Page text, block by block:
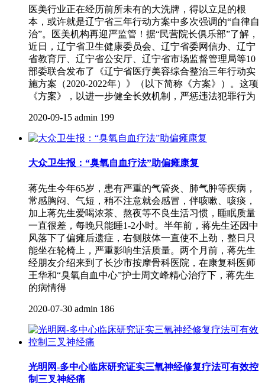
医美行业正在经历前所未有的大洗牌，得以立足的根
本，或许就是辽宁省三年行动方案中多次强调的“自律自
治”。医美机构再迎严监管！据“民营院长俱乐部”了解，
近日，辽宁省卫生健康委员会、辽宁省委网信办、辽宁
省教育厅、辽宁省公安厅、辽宁省市场监督管理局等10
部委联合发布了《辽宁省医疗美容综合整治三年行动实
施方案（2020-2022年）》（以下简称《方案》）。这项
《方案》，以进一步健全长效机制，严惩违法犯罪行为
2020-09-15 admin 199
大众卫生报：“臭氧自血疗法”助偏瘫康复
蒋先生今年65岁，患有严重的气管炎、肺气肿等疾病，
常感胸闷、气短，稍不注意就会感冒，伴咳嗽、咳痰，
加上蒋先生爱喝浓茶、熬夜等不良生活习惯，睡眠质量
一直很差，每晚只能睡1-2小时。半年前，蒋先生还因中
风落下了偏瘫后遗症，右侧肢体一直使不上劲，整日只
能坐在轮椅上，严重影响生活质量。两个月前，蒋先生
经朋友介绍来到了长沙市按摩骨科医院，在康复科医师
王华和“臭氧自血中心”护士周文峰精心治疗下，蒋先生
的病情得
2020-07-30 admin 186
光明网-多中心临床研究证实三氧神经修复疗法可有效控
制三叉神经痛